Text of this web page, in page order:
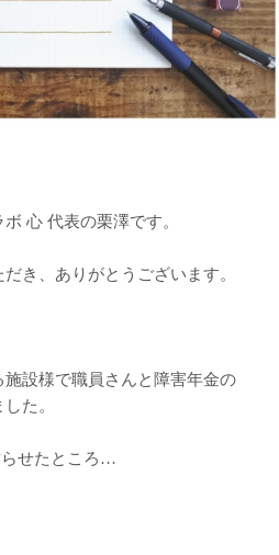
心 代表の栗澤です。
き、ありがとうございます。
設様で職員さんと障害年金の
た。
らせたところ…
い？